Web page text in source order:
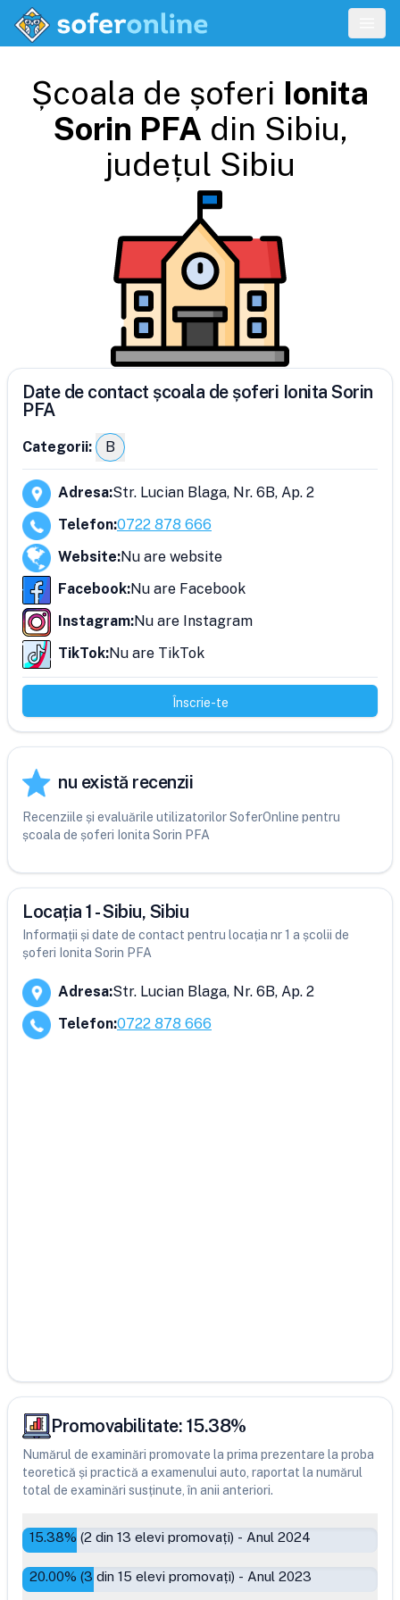
Școala de șoferi Ionita
Sorin PFA din Sibiu,
județul Sibiu
Date de contact școala de șoferi Ionita Sorin
PFA
Categorii: B
Adresa:Str. Lucian Blaga, Nr. 6B, Ap. 2
Telefon:0722 878 666
Website:Nu are website
Facebook:Nu are Facebook
Instagram:Nu are Instagram
TikTok:Nu are TikTok
Înscrie-te
nu există recenzii
Recenziile și evaluările utilizatorilor SoferOnline pentru
școala de șoferi Ionita Sorin PFA
Locația 1 - Sibiu, Sibiu
Informații și date de contact pentru locația nr 1 a școlii de
șoferi Ionita Sorin PFA
Adresa:Str. Lucian Blaga, Nr. 6B, Ap. 2
Telefon:0722 878 666
Promovabilitate: 15.38%
Numărul de examinări promovate la prima prezentare la proba
teoretică și practică a examenului auto, raportat la numărul
total de examinări susținute, în anii anteriori.
15.38% (2 din 13 elevi promovați) - Anul 2024
20.00% (3 din 15 elevi promovați) - Anul 2023